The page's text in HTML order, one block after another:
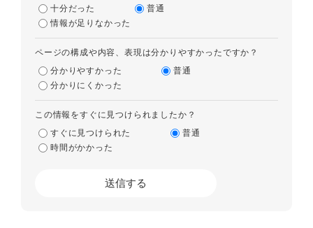
十分だった
普通
情報が足りなかった
ページの構成や内容、表現は分かりやすかったですか？
分かりやすかった
普通
分かりにくかった
この情報をすぐに見つけられましたか？
すぐに見つけられた
普通
時間がかかった